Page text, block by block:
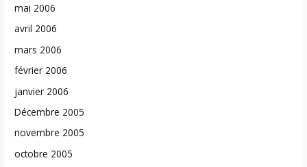
mai 2006
avril 2006
mars 2006
février 2006
janvier 2006
Décembre 2005
novembre 2005
octobre 2005